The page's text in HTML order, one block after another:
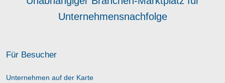
Unternehmensnachfolge
Für Besucher
Unternehmen auf der Karte